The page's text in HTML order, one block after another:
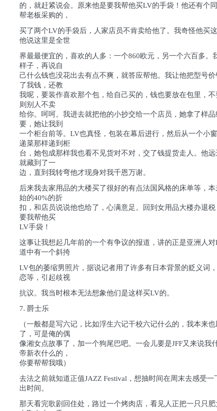
的，就赶紧说会。原来他是要我帮他买LV的手袋！他还有个
帮老板采购的，
买了两个LV的手袋后，人家店员不肯卖给他了。我奇怪他买
他说这里是全世
界最最便宜的，喜欢的人多：一个860欧元，另一个六百多。
样子，再说自
己什么钱也没花出去有点不爽，就答应帮他。我让他把型号
了我钱，还教
我呢，要装作喜欢那个包，给自己买的，钱也要放在包里，
则别人不卖
给你。呵呵。我进去就把他的小抄交给一个店员，她拿了样
要，她让我到
一个柜台前等。LV也真怪，包装在幕后进行，然后从一个小
递菜那样递到柜
台，她包成那样我也看不见货对不对，交了钱提货走人。他
就藏到了一
边，直到我转弯他才现身对我千恩万谢。
后来我去家用品的大楼买了很好的有点法国风格的床单等，
始的40%的折
扣，和店员说说他也给了，心满意足。回到女用品大楼办退
要我帮他买
LV手袋！
这事让我想起几年前的一个有争议的报道，讲的正是亚洲人
道中有一个斜挎
LV包的萎缩男照片，据说记者用了许多有日本背景的贬义词
恋等，引起歧视
抗议。我当时根本无法想象他们是这样买LV的。
7. 爵士乐
（一般都是写六记，比如浮生六记干校六记什么的，我本来
了，可是俺的偶
像湘女点故事了，加一个狗尾巴吧。一会儿要是JFF又来说我
帝新衣什么的，
你要帮帮我哦）
去法之前就知道正值JAZZ Festival，想抽时间在周末去感受一
出时间。
那天看完歌剧回住处，路过一个烤肉店，看见人正把一只只